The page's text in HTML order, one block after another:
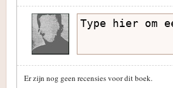
Er zijn nog geen recensies voor dit boek.